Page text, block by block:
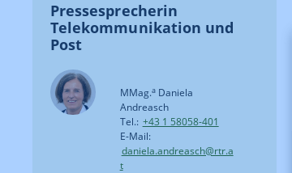
Pressesprecherin
Telekommunikation und
Post
MMag.aDaniela
Andreasch
Tel.: +43 1 58058-401
E-Mail:
daniela.andreasch@rtr.a
t